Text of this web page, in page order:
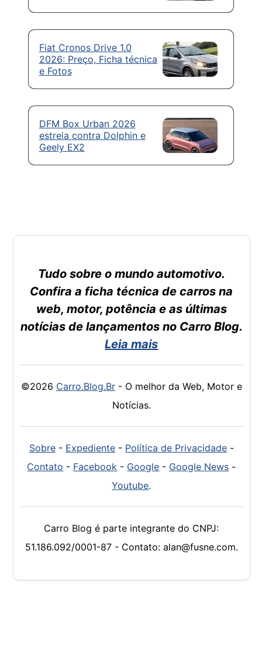
Fiat Cronos Drive 1.0
2026: Preço, Ficha técnica
e Fotos
DFM Box Urban 2026
estreia contra Dolphin e
Geely EX2
Tudo sobre o mundo automotivo.
Confira a ficha técnica de carros na
web, motor, potência e as últimas
notícias de lançamentos no Carro Blog.
Leia mais
©2026 Carro.Blog.Br- O melhor da Web, Motor e
Notícias.
Sobre- Expediente- Política de Privacidade-
Contato - Facebook - Google - Google News -
Youtube.
Carro Blog é parte integrante do CNPJ:
51.186.092/0001-87 - Contato: alan@fusne.com.